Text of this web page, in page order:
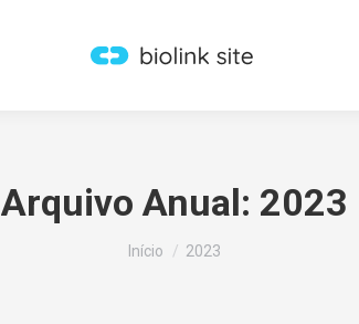
Arquivo Anual: 2023
Você está aqui:
Início 2023